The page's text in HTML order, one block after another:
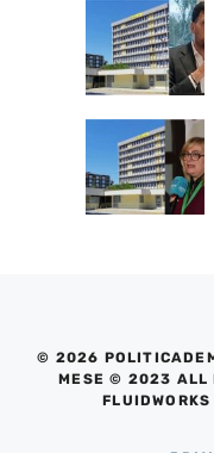
© 2026
MESE © 2023 ALL